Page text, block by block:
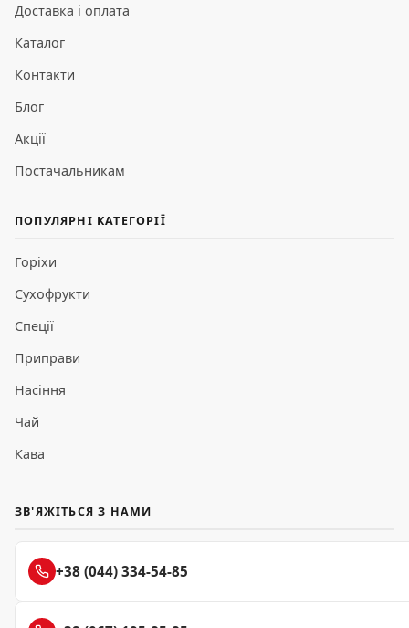
Доставка і оплата
Каталог
Контакти
Блог
Акції
Постачальникам
ПОПУЛЯРНІ КАТЕГОРІЇ
Горіхи
Сухофрукти
Спеції
Приправи
Насіння
Чай
Кава
ЗВ'ЯЖІТЬСЯ З НАМИ
+38 (044) 334-54-85